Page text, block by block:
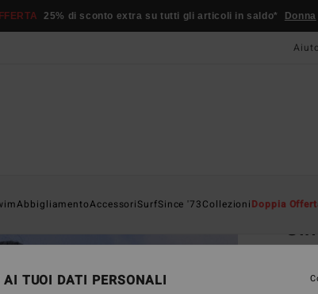
25% di sconto extra su tutti gli articoli in saldo* Donna
AbbigliamentoAccessoriSurfSince '73CollezioniDoppia
AI TUOI DATI PERSONALI